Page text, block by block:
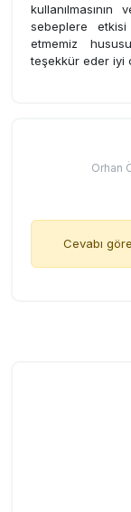
kullanılmasının
sebeplere
etmemiz
teşekkür eder iyi
Orhan
Cevabı